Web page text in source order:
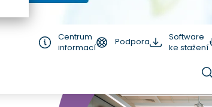
Centrum
informací
Podpora
Software
ke stažení